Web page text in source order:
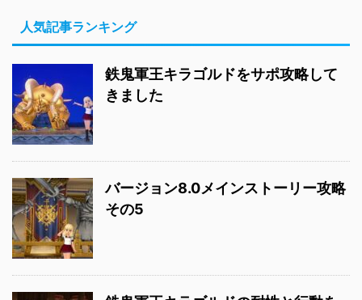
人気記事ランキング
鉄鬼軍王キラゴルドをサポ攻略して
きました
バージョン8.0メインストーリー攻略
その5